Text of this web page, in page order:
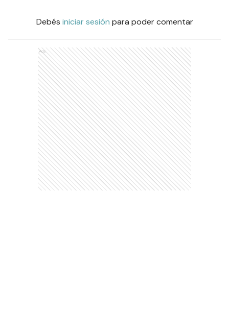
Debés iniciar sesión para poder comentar
Ads